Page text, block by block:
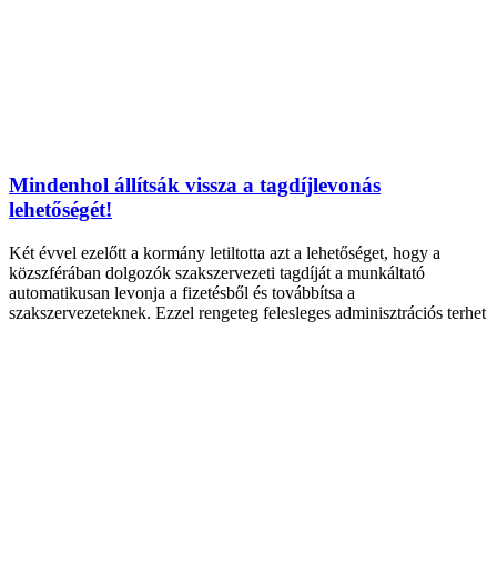
Mindenhol állítsák vissza a tagdíjlevonás
lehetőségét!
Két évvel ezelőtt a kormány letiltotta azt a lehetőséget, hogy a
közszférában dolgozók szakszervezeti tagdíját a munkáltató
automatikusan levonja a fizetésből és továbbítsa a
szakszervezeteknek. Ezzel rengeteg felesleges adminisztrációs terhet